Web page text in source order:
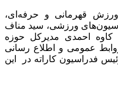
قهرمانی و حرفه‌ای،
ورزشی، سید مناف
کاوه احمدی مدیرکل حوزه
عمومی و اطلاع رسانی
فدراسیون کاراته در این